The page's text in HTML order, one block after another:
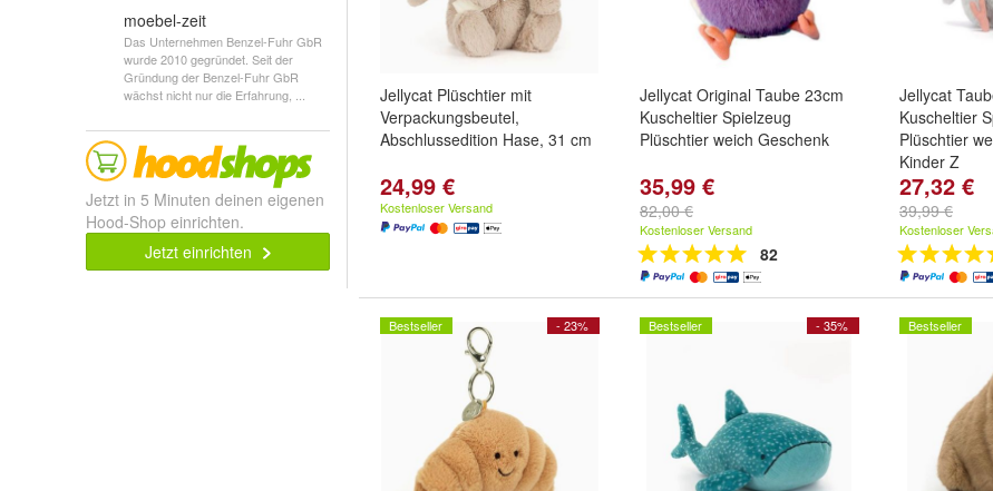
moebel-zeit
Das Unternehmen Benzel-Fuhr GbR
wurde 2010 gegründet. Seit der
Gründung der Benzel-Fuhr GbR
wächst nicht nur die Erfahrung, ...
Jetzt in 5 Minuten deinen eigenen
Hood-Shop einrichten.
Jetzt einrichten
Jellycat Plüschtier mit
Verpackungsbeutel,
Abschlussedition Hase, 31 cm
24,99 €
Kostenloser Versand
Jellycat Original Taube 23cm
Kuscheltier Spielzeug
Plüschtier weich Geschenk
35,99 €
82,00 €
Kostenloser Versand
82
Jellycat
Kuscheltier
Plüschtier
Kinder Z
27,32 €
39,99 €
Kostenloser
- 23%
Bestseller - 35%
Bestseller Bestseller